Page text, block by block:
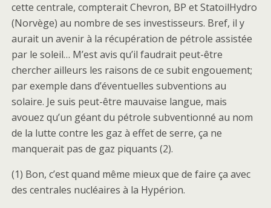
cette centrale, compterait Chevron, BP et StatoilHydro
(Norvège) au nombre de ses investisseurs. Bref, il y
aurait un avenir à la récupération de pétrole assistée
par le soleil… M’est avis qu’il faudrait peut-être
chercher ailleurs les raisons de ce subit engouement;
par exemple dans d’éventuelles subventions au
solaire. Je suis peut-être mauvaise langue, mais
avouez qu’un géant du pétrole subventionné au nom
de la lutte contre les gaz à effet de serre, ça ne
manquerait pas de gaz piquants (2).
(1) Bon, c’est quand même mieux que de faire ça avec
des centrales nucléaires à la Hypérion.